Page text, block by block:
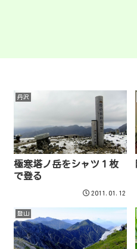
丹沢
極寒塔ノ岳をシャツ１枚
で登る
2011.01.12
登山